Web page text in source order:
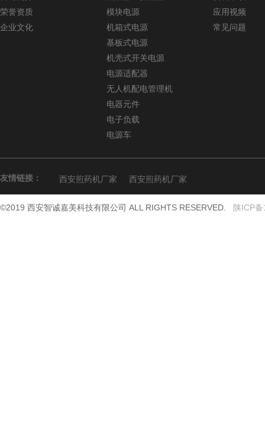
荣誉资质
企业文化
模块电源
机箱式电源
基板式电源
机壳式开关电源
电源适配器
无人机配电管理机
电器元件
电子负载
电源车
应用视频
常见问题
友情链接： 西安煎药机厂家 西安煎药机厂家
©2019 西安智诚嘉美科技有限公司 ALL RIGHTS RESERVED. 陕ICP